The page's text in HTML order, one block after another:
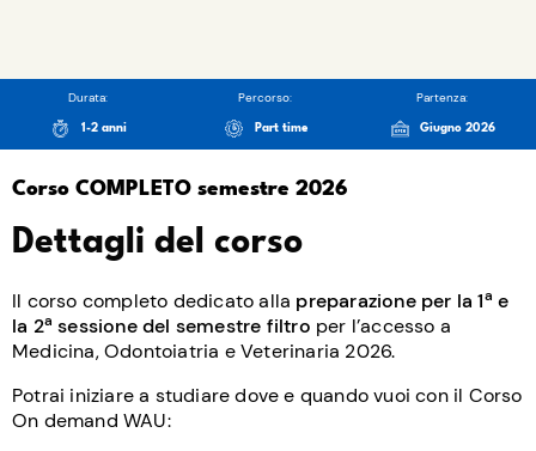
Durata:
1-2 anni
Percorso:
Part time
Partenza:
Giugno 2026
Corso COMPLETO semestre 2026
Dettagli del corso
Il corso completo dedicato alla preparazione per la 1a e
la 2a sessione del semestre filtro per l’accesso a
Medicina, Odontoiatria e Veterinaria 2026.
Potrai iniziare a studiare dove e quando vuoi con il Corso
On demand WAU: